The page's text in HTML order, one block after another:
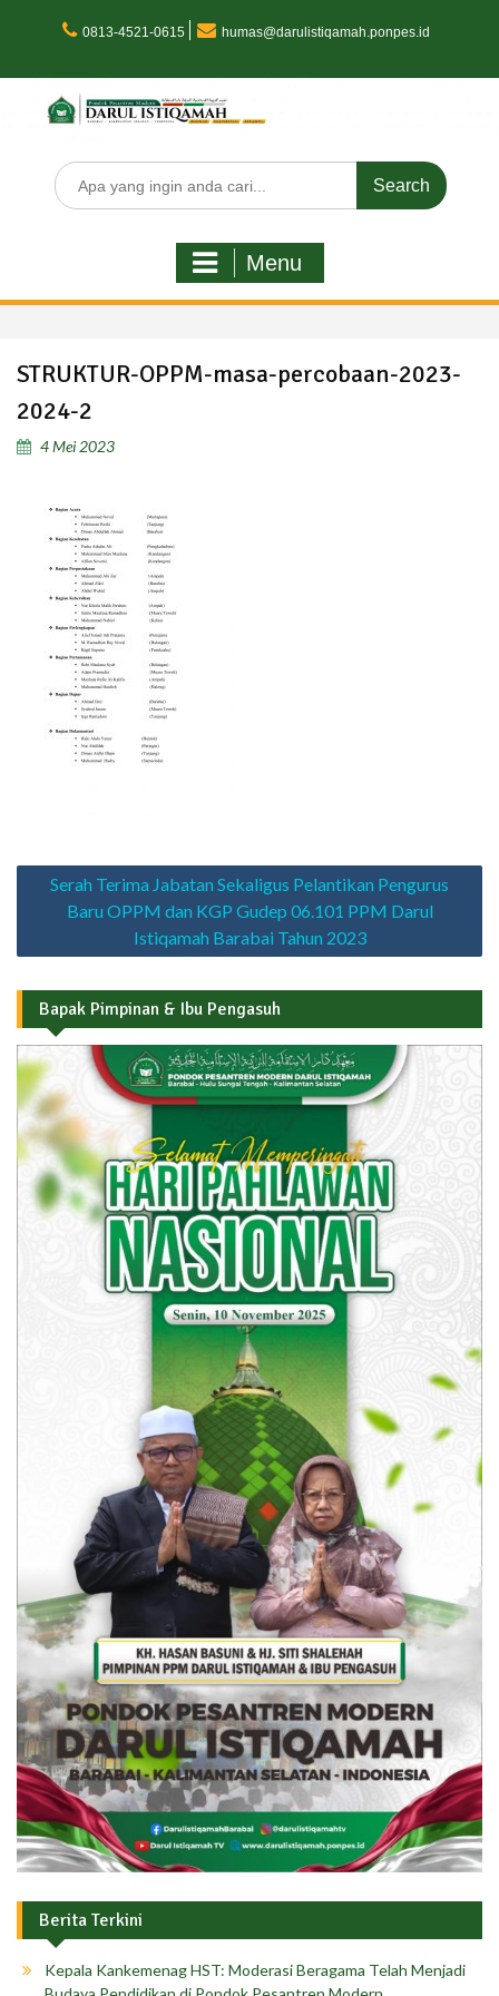
0813-4521-0615 humas@darulistiqamah.ponpes.id
Search
for:
Menu
STRUKTUR-OPPM-masa-percobaan-2023-
2024-2
4 Mei 2023
Navigasi
Serah Terima Jabatan Sekaligus Pelantikan Pengurus
Baru OPPM dan KGP Gudep 06.101 PPM Darul
Istiqamah Barabai Tahun 2023
Bapak Pimpinan & Ibu Pengasuh
Berita Terkini
Kepala Kankemenag HST: Moderasi Beragama Telah Menjadi